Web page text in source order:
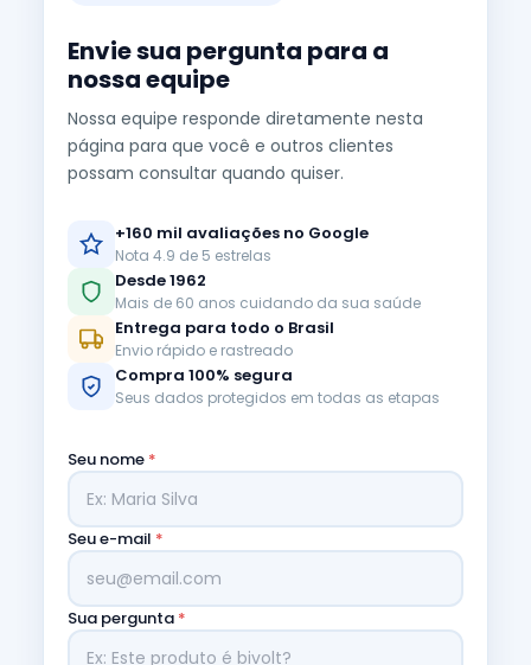
Envie sua pergunta para a
nossa equipe
Nossa equipe responde diretamente nesta
página para que você e outros clientes
possam consultar quando quiser.
+160 mil avaliações no Google
Nota 4.9 de 5 estrelas
Desde 1962
Mais de 60 anos cuidando da sua saúde
Entrega para todo o Brasil
Envio rápido e rastreado
Compra 100% segura
Seus dados protegidos em todas as etapas
Seu nome *
Seu e-mail *
Sua pergunta *